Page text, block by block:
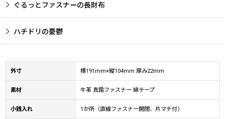
ぐるっとファスナーの長財布
ハチドリの憂鬱
外寸 横191mm×縦104mm 厚み22mm
素材 牛革 真鍮ファスナー 綿テープ
小銭入れ 1か所（直線ファスナー開閉、片マチ付）